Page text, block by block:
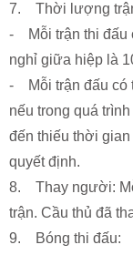
7. Thời lượng
- Mỗi trận thi đấu
nghỉ giữa hiệp là
- Mỗi trận đấu có
nếu trong quá
đến thiếu thời
quyết định.
8. Thay người:
trận. Cầu thủ đã
9. Bóng thi đấu: